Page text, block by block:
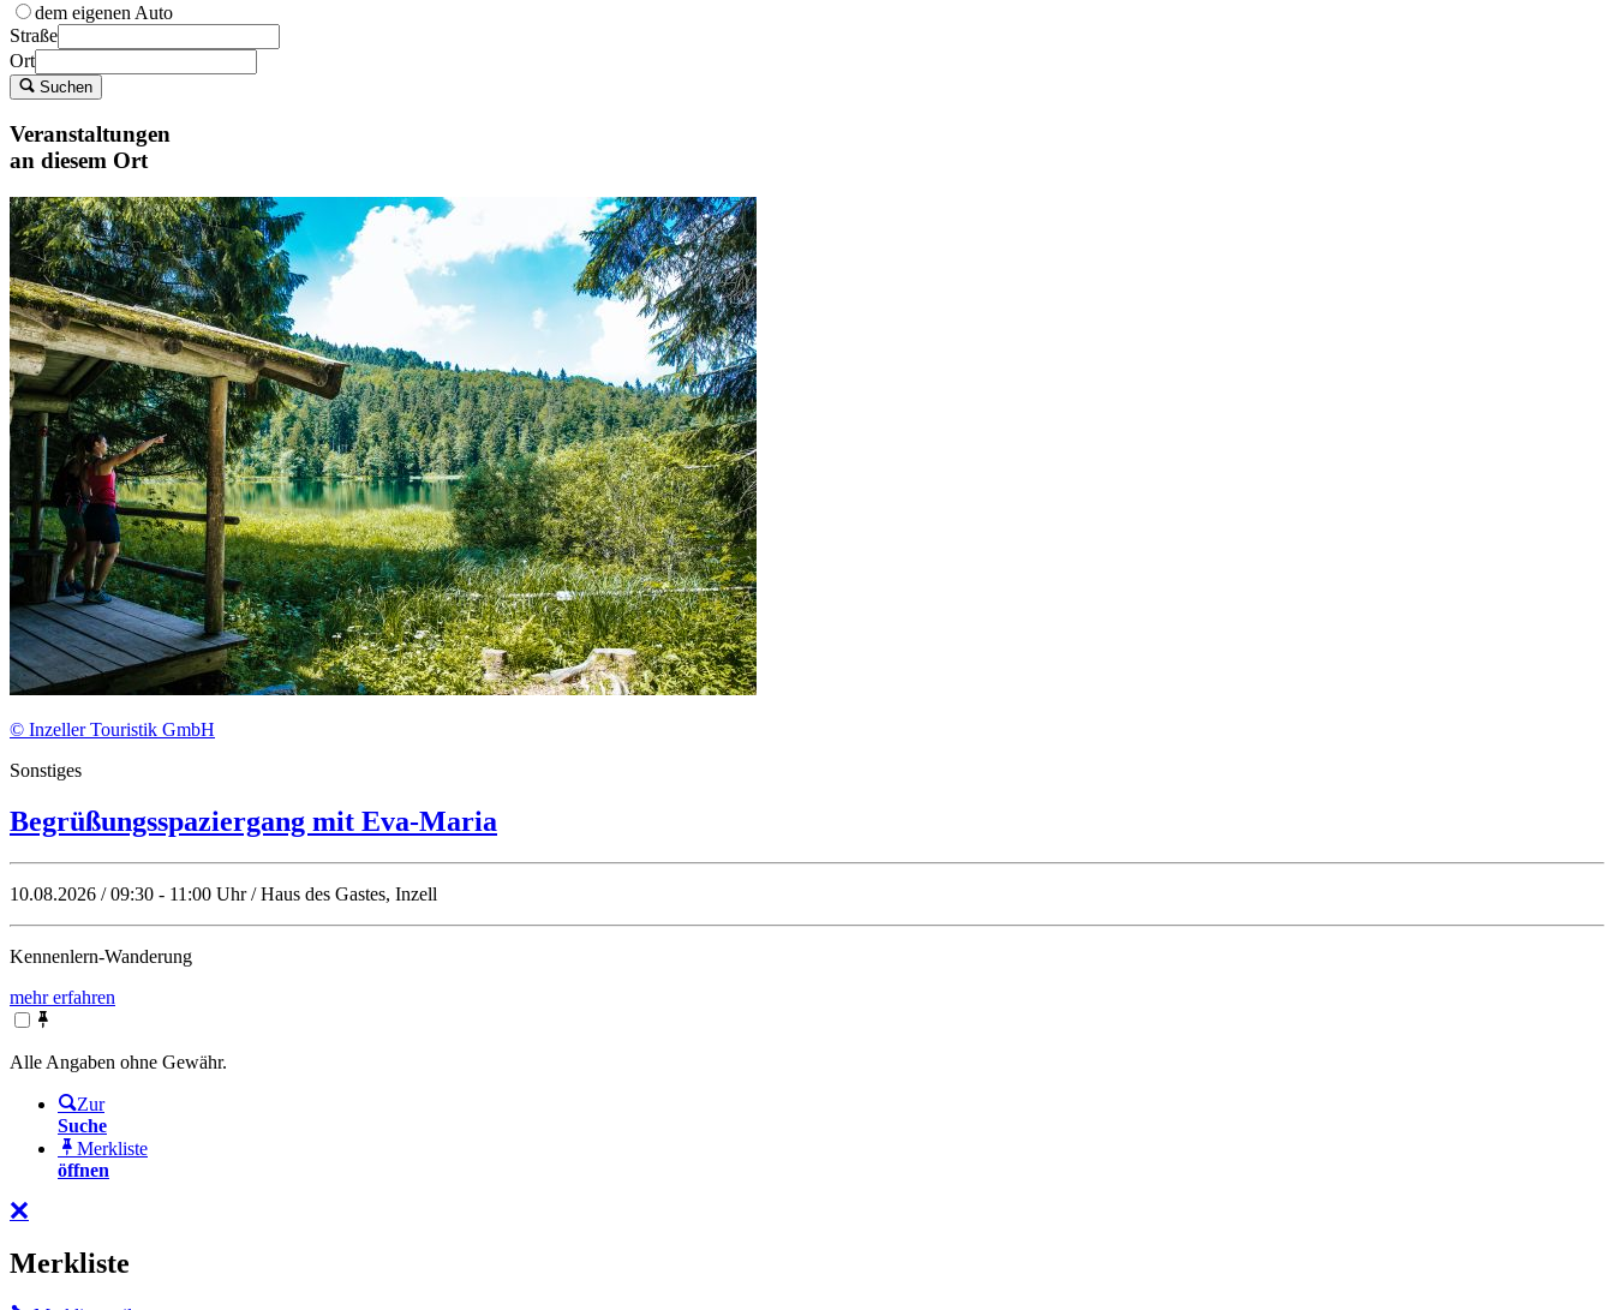
dem eigenen Auto
Straße
Ort
Suchen
Veranstaltungen
an diesem Ort
© Inzeller Touristik GmbH
Sonstiges
Begrüßungsspaziergang mit Eva-Maria
10.08.2026 / 09:30 - 11:00 Uhr / Haus des Gastes, Inzell
Kennenlern-Wanderung
mehr erfahren
Alle Angaben ohne Gewähr.
Zur
Suche
Merkliste
öffnen
Merkliste